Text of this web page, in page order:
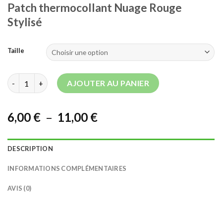
Patch thermocollant Nuage Rouge
Stylisé
Taille
quantité de Patch thermocollant Nuage Rouge Stylisé
AJOUTER AU PANIER
6,00 € – 11,00 €Plage
prix :
à
DESCRIPTION
INFORMATIONS COMPLÉMENTAIRES
AVIS (0)